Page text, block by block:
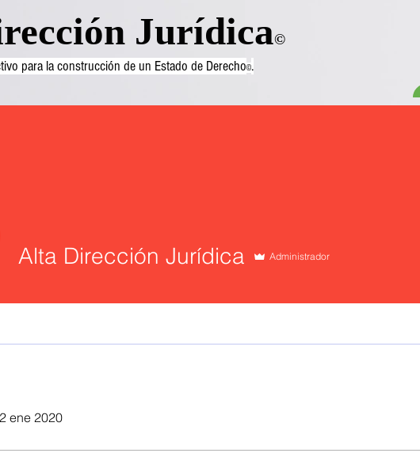
Jurídica©
para la construcción de un Estado de Derecho©.
Alta Dirección Jurídica Administrador
ene 2020